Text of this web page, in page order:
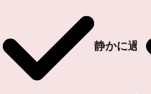
瀬田駅前交番前というの
よね。
る 静かに過